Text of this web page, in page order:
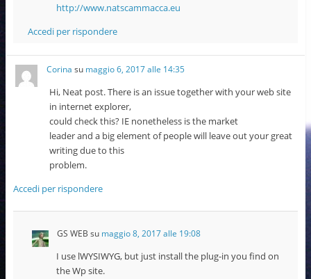
http://www.natscammacca.eu
Accedi per rispondere
Corina su maggio 6, 2017 alle 14:35
Hi, Neat post. There is an issue together with your web site
in internet explorer,
could check this? IE nonetheless is the market
leader and a big element of people will leave out your great
writing due to this
problem.
Accedi per rispondere
GS WEB su maggio 8, 2017 alle 19:08
I use lWYSIWYG, but just install the plug-in you find on
the Wp site.